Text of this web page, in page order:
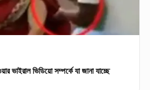
ভাইরাল ভিডিয়ো সম্পর্কে যা জানা যাচ্ছে